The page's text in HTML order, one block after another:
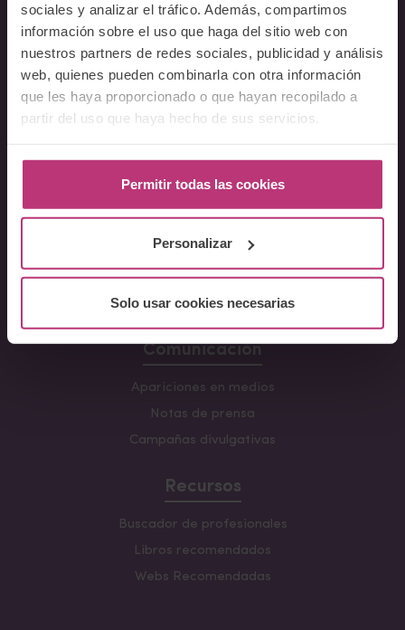
sociales y analizar el tráfico. Además, compartimos
información sobre el uso que haga del sitio web con
nuestros partners de redes sociales, publicidad y análisis
web, quienes pueden combinarla con otra información
que les haya proporcionado o que hayan recopilado a
partir del uso que haya hecho de sus servicios.
Permitir todas las cookies
Personalizar
Solo usar cookies necesarias
Cursos
Conferencia Neurociencia de la Lactancia y aplicaciones
clínicas
Fundamentos en Salud Mental Perinatal
Lactancia y Salud Mental
La mirada perinatal en el ámbito social
parto
Monográficos – Cursos Cortos
Principios de atención en Salud Mental Perinatal
Comunicación
Apariciones en medios
Notas de prensa
Campañas divulgativas
Recursos
Buscador de profesionales
Libros recomendados
Webs Recomendadas